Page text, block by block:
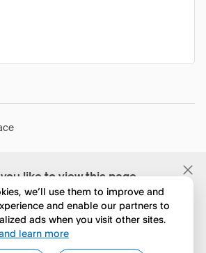
like to view this page
in English?
continua a esplorare
we’ll use them to improve and
and enable our partners to
ads when you visit other sites.
learn more